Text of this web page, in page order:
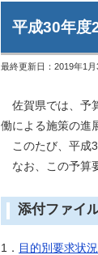
平成30年度
最終更新日： 2019年1月
佐賀県では、予
働による施策の進
このたび、平成
なお、この予算
添付ファイ
1． 目的別要求状況